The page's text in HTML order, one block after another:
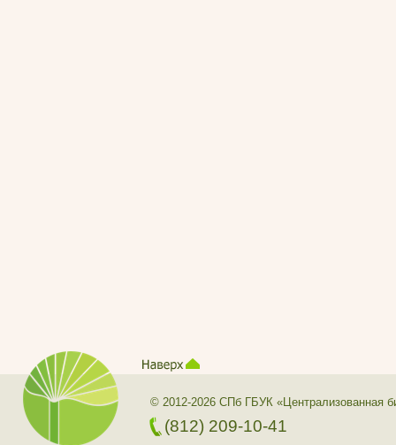
© 2012-2026 СПб ГБУК «Централизованная
(812) 209-10-41